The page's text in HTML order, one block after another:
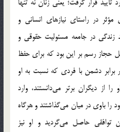
در راستای نیازهای انسانی و
زندگی در جامعه مسئولیت حقوقی و
حجاز رسم بر این بود که برای حفظ
برابر دشمن با فردی که نسبت به او
از دیگران برتر می‌دانستند، وارد
را باوی در میان می‌گذاشتند و هرگاه
توافقی حاصل می‌گردید و او نیز